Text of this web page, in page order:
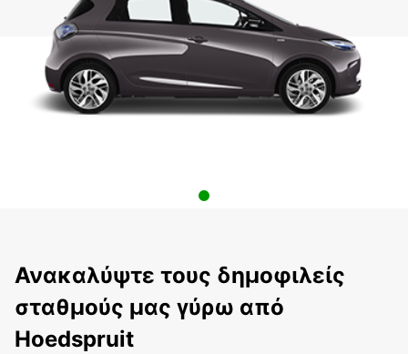
Ανακαλύψτε τους δημοφιλείς
σταθμούς μας γύρω από
Hoedspruit